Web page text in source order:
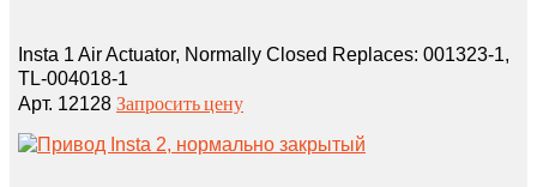
Insta 1 Air Actuator, Normally Closed Replaces: 001323‑1,
TL‑004018‑1
Арт. 12128 Запросить цену